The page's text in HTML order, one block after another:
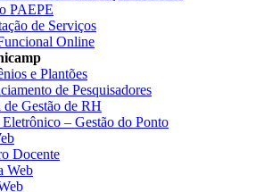
PAEPE
de Serviços
Online
e Plantões
de Pesquisadores
de Gestão de RH
– Gestão do Ponto
Docente
Web